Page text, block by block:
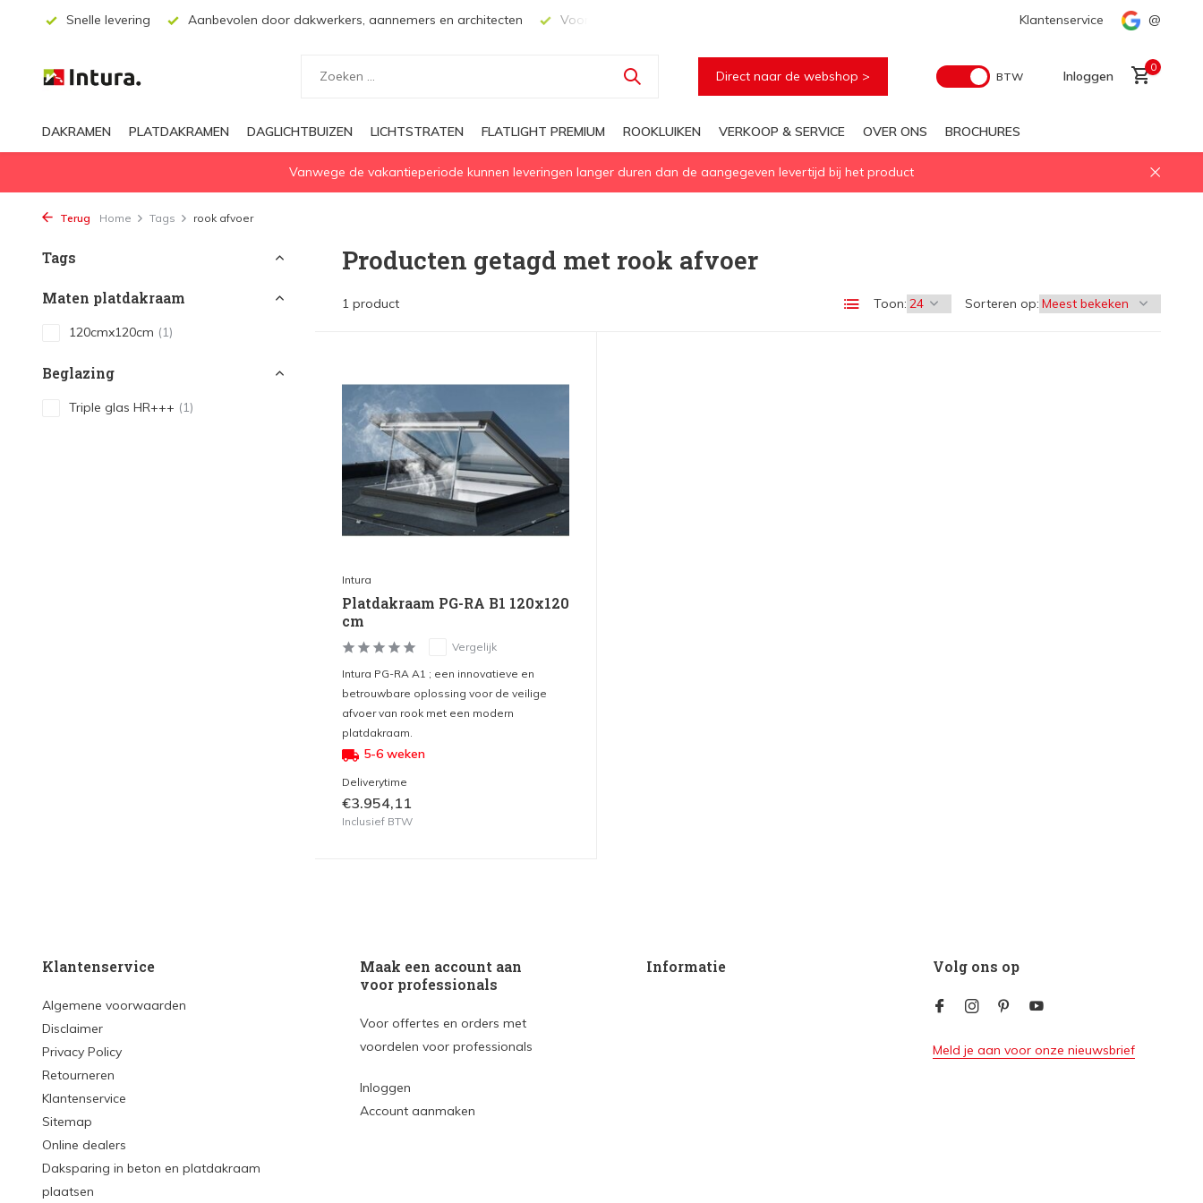
Snelle levering Aanbevolen door dakwerkers, aannemers en architecten Voor elke geïsoleerd daglichtoplossing Klantenservice @
Direct naar de webshop > BTW Inloggen
0
DAKRAMEN PLATDAKRAMEN DAGLICHTBUIZEN LICHTSTRATEN FLATLIGHT PREMIUM ROOKLUIKEN VERKOOP & SERVICE OVER ONS BROCHURES
Vanwege de vakantieperiode kunnen leveringen langer duren dan de aangegeven levertijd bij het product
Terug Home Tags rook afvoer
Tags
Maten platdakraam
120cmx120cm (1)
Beglazing
Triple glas HR+++ (1)
Producten getagd met rook afvoer
1 product Toon: Sorteren op:
Intura
Platdakraam PG-RA B1 120x120
cm
Vergelijk
Intura PG-RA A1 ; een innovatieve en
betrouwbare oplossing voor de veilige
afvoer van rook met een modern
platdakraam.
5-6 weken
Deliverytime
€3.954,11
Inclusief BTW
Klantenservice
Algemene voorwaarden
Disclaimer
Privacy Policy
Retourneren
Klantenservice
Sitemap
Online dealers
Daksparing in beton en platdakraam
plaatsen
Maak een account aan
voor professionals
Voor offertes en orders met
voordelen voor professionals
Inloggen
Account aanmaken
Informatie Volg ons op
Meld je aan voor onze nieuwsbrief